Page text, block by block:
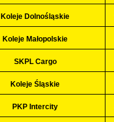
Koleje Dolnośląskie
Koleje Małopolskie
SKPL Cargo
Koleje Śląskie
PKP Intercity